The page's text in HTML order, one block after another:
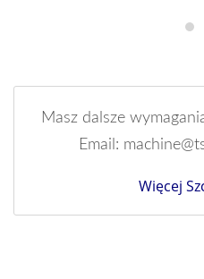
Masz dalsze
Email:
Więcej